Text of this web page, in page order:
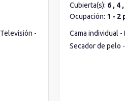
-
Cubierta(s): 6 , 4
Ocupación: 1 - 2
Cama individual
Secador de pelo